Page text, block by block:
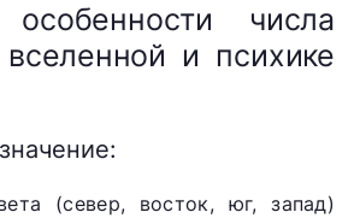
числа
и психике
(север, восток, юг, запад)